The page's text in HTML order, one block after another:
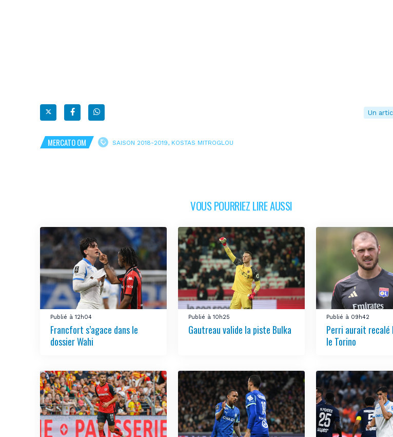
Un
MERCATO OM SAISON 2018-2019, KOSTAS MITROGLOU
VOUS POURRIEZ LIRE AUSSI
Publié à 12h04
Francfort s’agace dans le
dossier Wahi
Publié à 10h25
Gautreau valide la piste Bulka
Publié à 09h42
Perri aurait recalé
le Torino